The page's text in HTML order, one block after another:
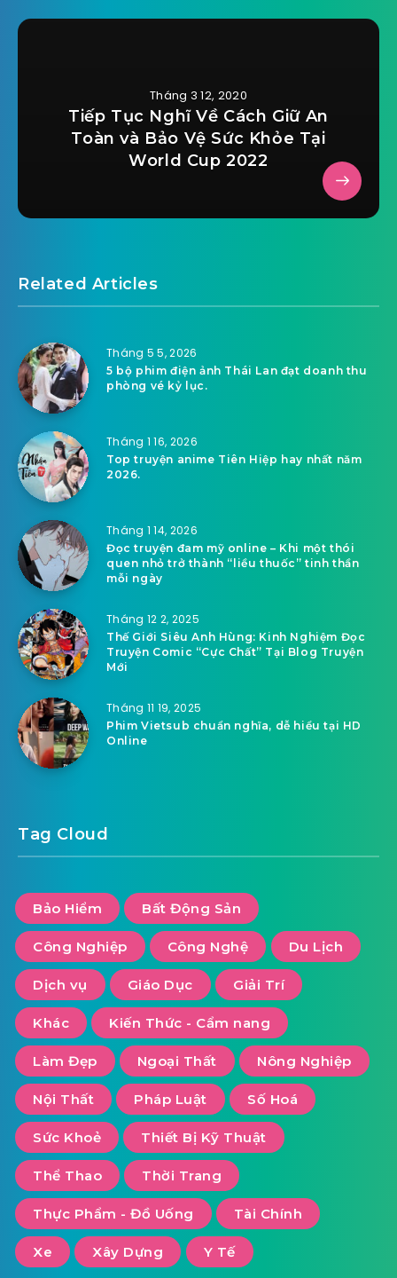
Tháng 3 12, 2020
Tiếp Tục Nghĩ Về Cách Giữ An
Toàn và Bảo Vệ Sức Khỏe Tại
World Cup 2022
Related Articles
Tháng 5 5, 2026
5 bộ phim điện ảnh Thái Lan đạt doanh thu
phòng vé kỷ lục.
Tháng 1 16, 2026
Top truyện anime Tiên Hiệp hay nhất năm
2026.
Tháng 1 14, 2026
Đọc truyện đam mỹ online – Khi một thói
quen nhỏ trở thành “liều thuốc” tinh thần
mỗi ngày
Tháng 12 2, 2025
Thế Giới Siêu Anh Hùng: Kinh Nghiệm Đọc
Truyện Comic “Cực Chất” Tại Blog Truyện
Mới
Tháng 11 19, 2025
Phim Vietsub chuẩn nghĩa, dễ hiểu tại HD
Online
Tag Cloud
Bảo Hiểm Bất Động Sản
Công Nghiệp Công Nghệ Du Lịch
Dịch vụ Giáo Dục Giải Trí
Khác Kiến Thức - Cẩm nang
Làm Đẹp Ngoại Thất Nông Nghiệp
Nội Thất Pháp Luật Số Hoá
Sức Khoẻ Thiết Bị Kỹ Thuật
Thể Thao Thời Trang
Thực Phẩm - Đồ Uống Tài Chính
Xe Xây Dựng Y Tế